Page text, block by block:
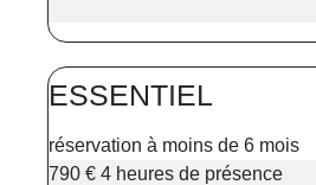
ESSENTIEL
réservation à moins de 6 mois
790 € 4 heures de présence